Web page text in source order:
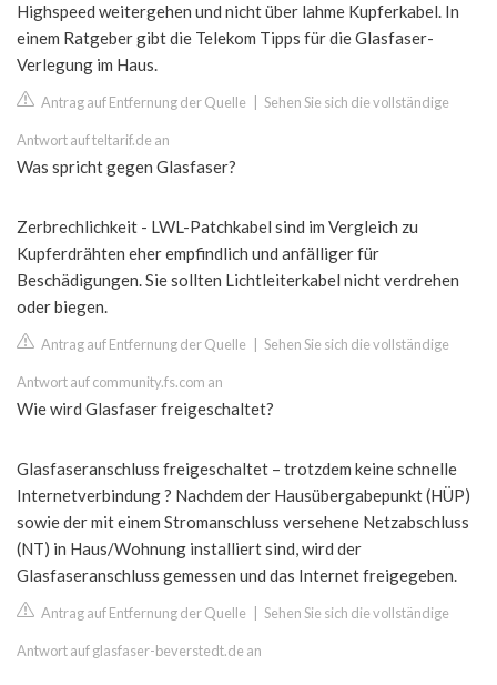
Highspeed weitergehen und nicht über lahme Kupferkabel. In
einem Ratgeber gibt die Telekom Tipps für die Glasfaser-
Verlegung im Haus.
Antrag auf Entfernung der Quelle Sehen Sie sich die vollständige
Antwort auf teltarif.de an
Was spricht gegen Glasfaser?
Zerbrechlichkeit - LWL-Patchkabel sind im Vergleich zu
Kupferdrähten eher empfindlich und anfälliger für
Beschädigungen. Sie sollten Lichtleiterkabel nicht verdrehen
oder biegen.
Antrag auf Entfernung der Quelle Sehen Sie sich die vollständige
Antwort auf community.fs.com an
Wie wird Glasfaser freigeschaltet?
Glasfaseranschluss freigeschaltet – trotzdem keine schnelle
Internetverbindung ? Nachdem der Hausübergabepunkt (HÜP)
sowie der mit einem Stromanschluss versehene Netzabschluss
(NT) in Haus/Wohnung installiert sind, wird der
Glasfaseranschluss gemessen und das Internet freigegeben.
Antrag auf Entfernung der Quelle Sehen Sie sich die vollständige
Antwort auf glasfaser-beverstedt.de an